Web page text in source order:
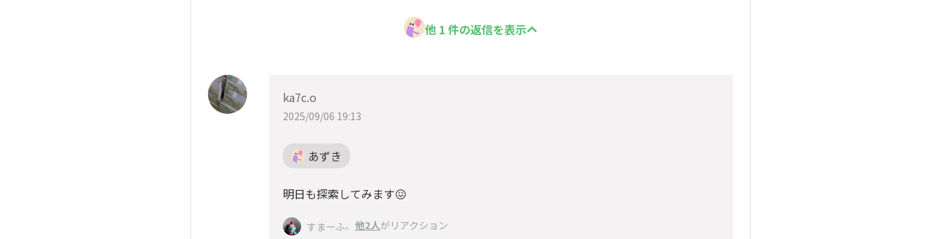
他 1 件の返信を表示
ka7c.o
2025/09/06 19:13
あずき
明日も探索してみます😖
すまーふ、 他2人がリアクション